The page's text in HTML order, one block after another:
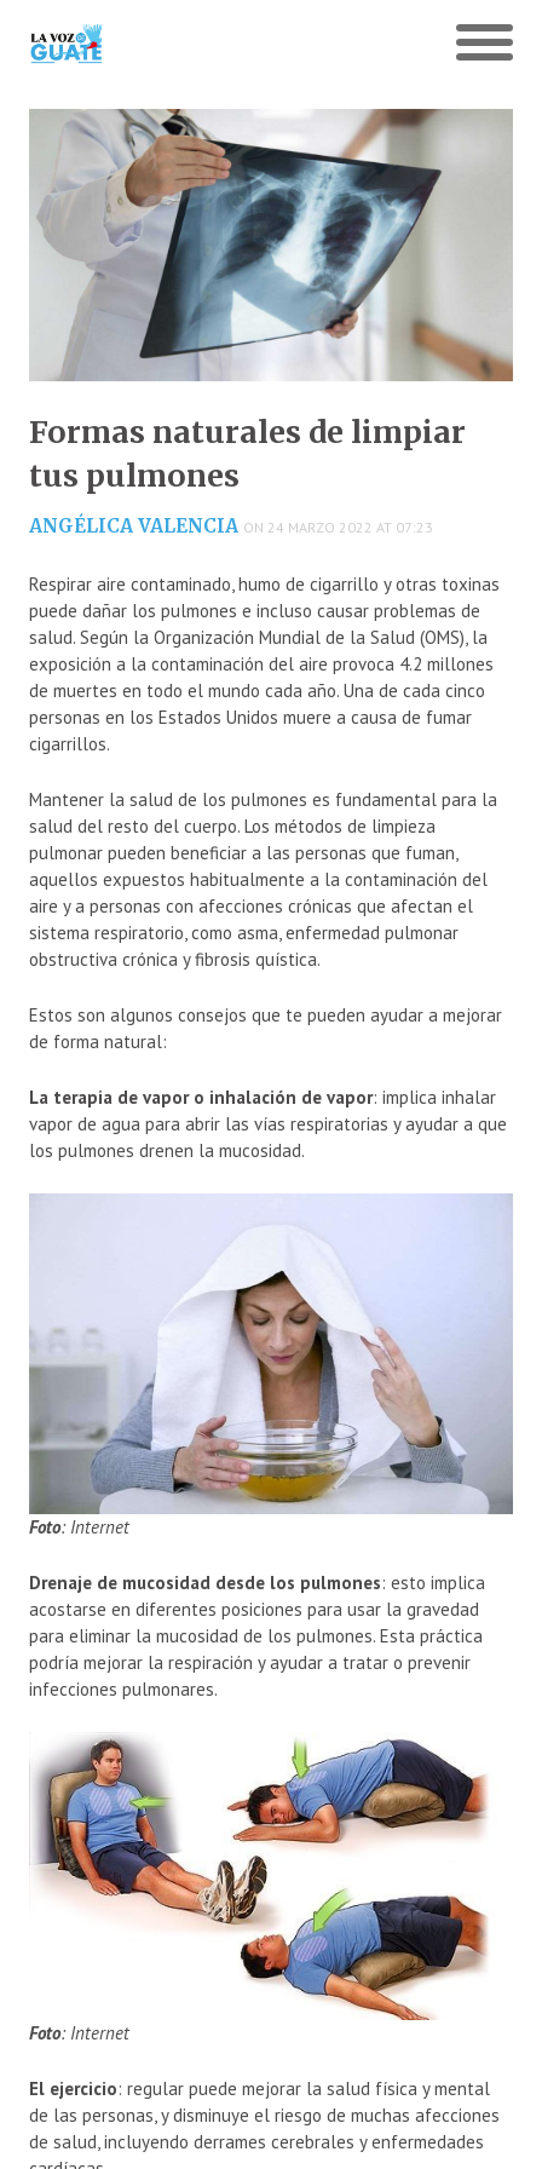
Formas naturales de limpiar
tus pulmones
ANGÉLICA VALENCIA ON 24 MARZO 2022 AT 07:23
Respirar aire contaminado, humo de cigarrillo y otras toxinas
puede dañar los pulmones e incluso causar problemas de
salud. Según la Organización Mundial de la Salud (OMS), la
exposición a la contaminación del aire provoca 4.2 millones
de muertes en todo el mundo cada año. Una de cada cinco
personas en los Estados Unidos muere a causa de fumar
cigarrillos.
Mantener la salud de los pulmones es fundamental para la
salud del resto del cuerpo. Los métodos de limpieza
pulmonar pueden beneficiar a las personas que fuman,
aquellos expuestos habitualmente a la contaminación del
aire y a personas con afecciones crónicas que afectan el
sistema respiratorio, como asma, enfermedad pulmonar
obstructiva crónica y fibrosis quística.
Estos son algunos consejos que te pueden ayudar a mejorar
de forma natural:
La terapia de vapor o inhalación de vapor: implica inhalar
vapor de agua para abrir las vías respiratorias y ayudar a que
los pulmones drenen la mucosidad.
Foto: Internet
Drenaje de mucosidad desde los pulmones: esto implica
acostarse en diferentes posiciones para usar la gravedad
para eliminar la mucosidad de los pulmones. Esta práctica
podría mejorar la respiración y ayudar a tratar o prevenir
infecciones pulmonares.
Foto: Internet
El ejercicio: regular puede mejorar la salud física y mental
de las personas, y disminuye el riesgo de muchas afecciones
de salud, incluyendo derrames cerebrales y enfermedades